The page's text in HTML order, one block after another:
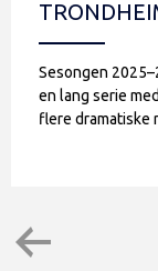
Sesongen
en lang serie
flere dramatiske